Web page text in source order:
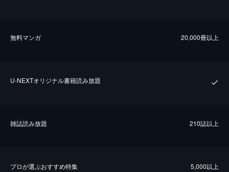
無料マンガ 20,000冊以上
U-NEXTオリジナル書籍読み放題
雑誌読み放題 210誌以上
プロが選ぶおすすめ特集 5,000以上